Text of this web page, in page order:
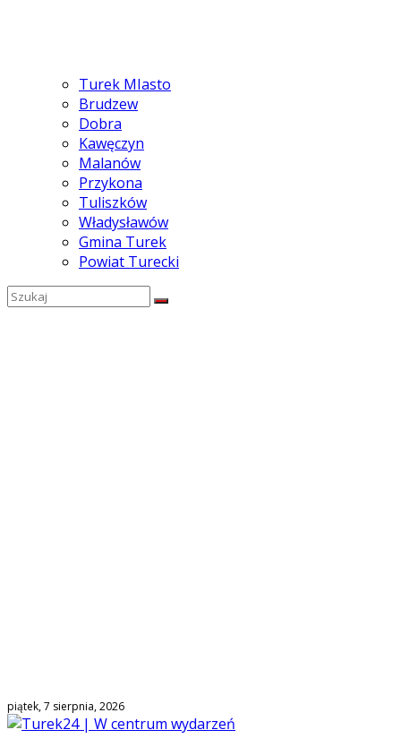
Turek MIasto
Brudzew
Dobra
Kawęczyn
Malanów
Przykona
Tuliszków
Władysławów
Gmina Turek
Powiat Turecki
piątek, 7 sierpnia, 2026